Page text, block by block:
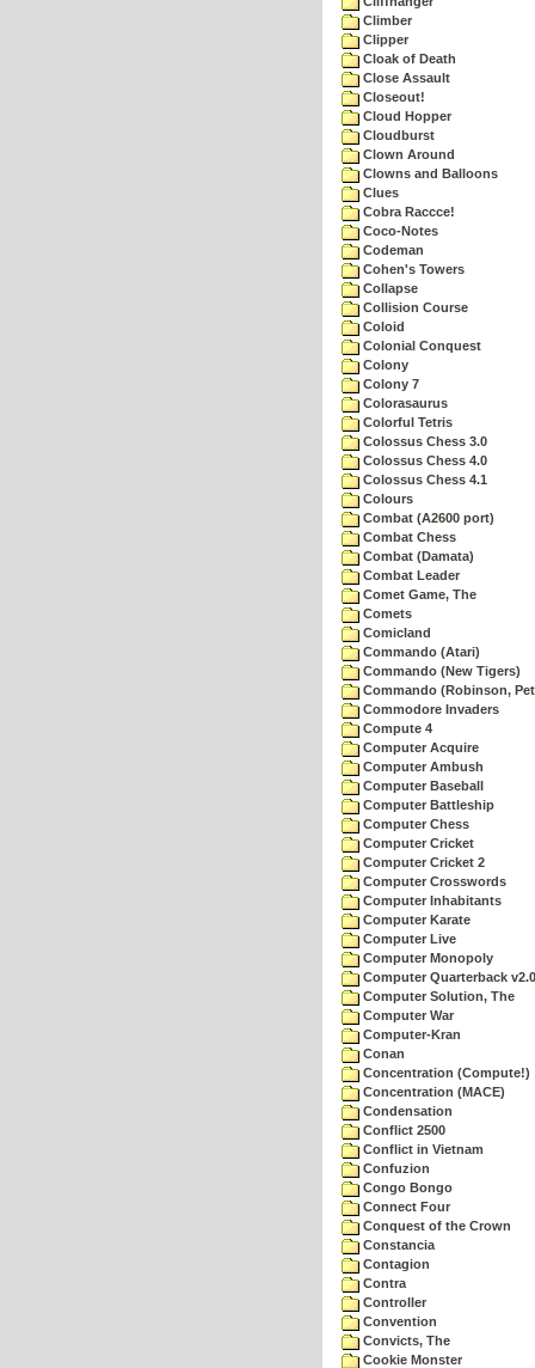
Climber
Clipper
Cloak of Death
Close Assault
Closeout!
Cloud Hopper
Cloudburst
Clown Around
Clowns and Balloons
Clues
Cobra Raccce!
Coco-Notes
Codeman
Cohen's Towers
Collapse
Collision Course
Coloid
Colonial Conquest
Colony
Colony 7
Colorasaurus
Colorful Tetris
Colossus Chess 3.0
Colossus Chess 4.0
Colossus Chess 4.1
Colours
Combat (A2600 port)
Combat Chess
Combat (Damata)
Combat Leader
Comet Game, The
Comets
Comicland
Commando (Atari)
Commando (New Tigers)
Commando (Robinson,
Commodore Invaders
Compute 4
Computer Acquire
Computer Ambush
Computer Baseball
Computer Battleship
Computer Chess
Computer Cricket
Computer Cricket 2
Computer Crosswords
Computer Inhabitants
Computer Karate
Computer Live
Computer Monopoly
Computer Quarterback v2.0
Computer Solution, The
Computer War
Computer-Kran
Conan
Concentration (Compute!)
Concentration (MACE)
Condensation
Conflict 2500
Conflict in Vietnam
Confuzion
Congo Bongo
Connect Four
Conquest of the Crown
Constancia
Contagion
Contra
Controller
Convention
Convicts, The
Cookie Monster